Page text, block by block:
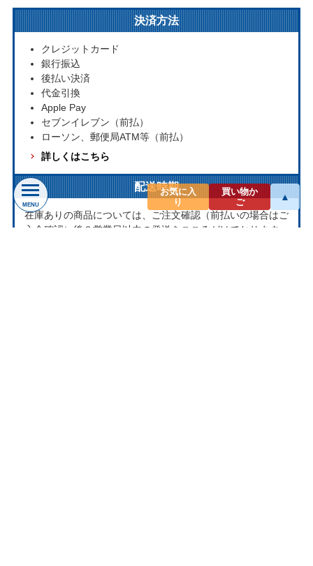
決済方法
クレジットカード
銀行振込
後払い決済
代金引換
Apple Pay
セブンイレブン（前払）
ローソン、郵便局ATM等（前払）
詳しくはこちら
配送時期
在庫ありの商品については、ご注文確認（前払いの場合はご
入金確認）後３営業日以内の発送をこころがけております。
MENU
お気に入
り
買い物か
ご
▲